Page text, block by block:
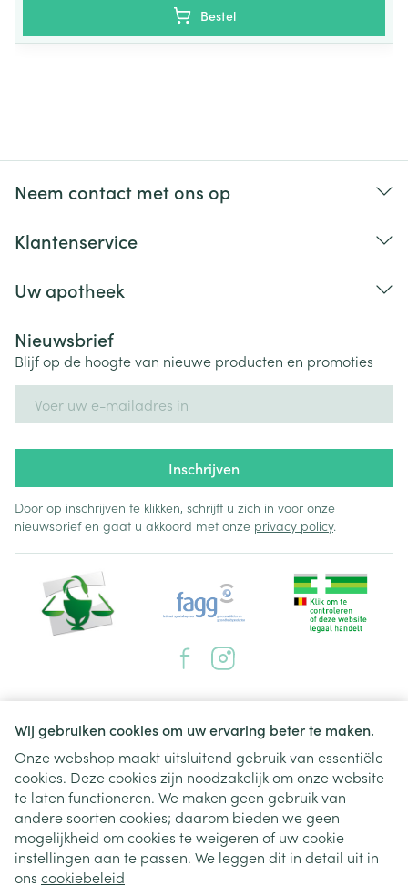
Wij gebruiken cookies om uw ervaring beter te maken.
Onze webshop maakt uitsluitend gebruik van essentiële
cookies. Deze cookies zijn noodzakelijk om onze website
te laten functioneren. We maken geen gebruik van
andere soorten cookies; daarom bieden we geen
mogelijkheid om cookies te weigeren of uw cookie-
instellingen aan te passen. We leggen dit in detail uit in
ons cookiebeleid
Bestel
Neem contact met ons op
Klantenservice
Uw apotheek
Nieuwsbrief
Blijf op de hoogte van nieuwe producten en promoties
Inschrijven
Door op inschrijven te klikken, schrijft u zich in voor onze
nieuwsbrief en gaat u akkoord met onze privacy policy.
Juridische links